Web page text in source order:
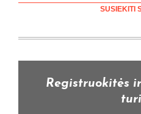
SUSIEKITI
Registruokitės